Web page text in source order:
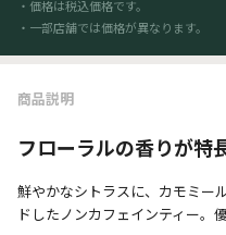
・価格は税込価格です。
・一部店舗では価格が異なります。
商品説明
フローラルの香りが特
鮮やかなシトラスに、カモミー
ドしたノンカフェインティー。